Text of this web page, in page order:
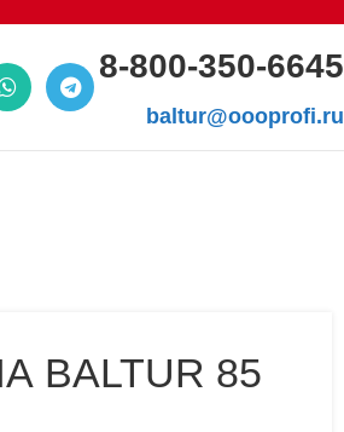
8-800-350-6645
baltur@oooprofi.ru
85